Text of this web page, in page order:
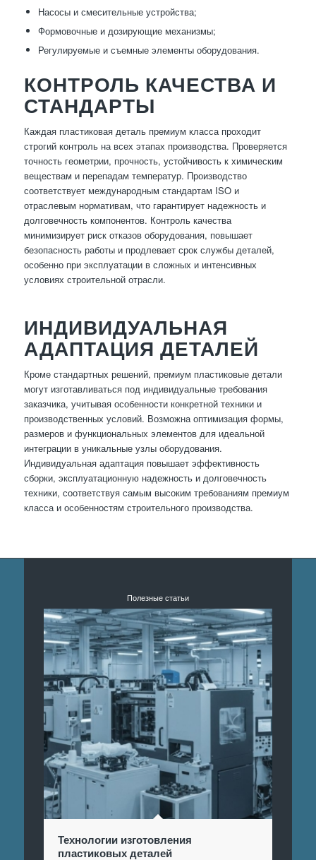
Насосы и смесительные устройства;
Формовочные и дозирующие механизмы;
Регулируемые и съемные элементы оборудования.
КОНТРОЛЬ КАЧЕСТВА И
СТАНДАРТЫ
Каждая пластиковая деталь премиум класса проходит
строгий контроль на всех этапах производства. Проверяется
точность геометрии, прочность, устойчивость к химическим
веществам и перепадам температур. Производство
соответствует международным стандартам ISO и
отраслевым нормативам, что гарантирует надежность и
долговечность компонентов. Контроль качества
минимизирует риск отказов оборудования, повышает
безопасность работы и продлевает срок службы деталей,
особенно при эксплуатации в сложных и интенсивных
условиях строительной отрасли.
ИНДИВИДУАЛЬНАЯ
АДАПТАЦИЯ ДЕТАЛЕЙ
Кроме стандартных решений, премиум пластиковые детали
могут изготавливаться под индивидуальные требования
заказчика, учитывая особенности конкретной техники и
производственных условий. Возможна оптимизация формы,
размеров и функциональных элементов для идеальной
интеграции в уникальные узлы оборудования.
Индивидуальная адаптация повышает эффективность
сборки, эксплуатационную надежность и долговечность
техники, соответствуя самым высоким требованиям премиум
класса и особенностям строительного производства.
Полезные статьи
Технологии изготовления
пластиковых деталей